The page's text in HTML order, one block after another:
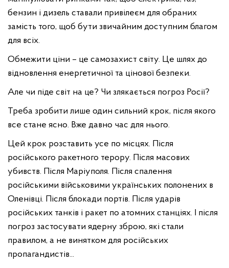
бензин і дизель ставали привілеєм для обраних
замість того, щоб бути звичайним доступним благом
для всіх.
Обмежити ціни – це самозахист світу. Це шлях до
відновлення енергетичної та цінової безпеки.
Але чи піде світ на це? Чи злякається погроз Росії?
Треба зробити лише один сильний крок, після якого
все стане ясно. Вже давно час для нього.
Цей крок розставить усе по місцях. Після
російського ракетного терору. Після масових
убивств. Після Маріуполя. Після спалення
російськими військовими українських полонених в
Оленівці. Після блокади портів. Після ударів
російських танків і ракет по атомних станціях. І після
погроз застосувати ядерну зброю, які стали
правилом, а не винятком для російських
пропагандистів...